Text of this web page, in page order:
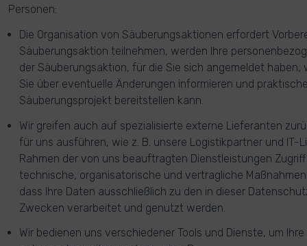
Personen:
Die Organisation von Säuberungsaktionen erfordert
Säuberungsaktion teilnehmen, werden Ihre
der Säuberungsaktion, für die Sie sich angemeldet
Sie über eventuelle Änderungen informieren und
Säuberungsprojekt bereitstellen kann.
Wir greifen auch auf spezialisierte externe Lieferanten
für uns ausführen, wie z. B. unsere Logistikpartner und IT-
Rahmen der von uns beauftragten Dienstleistungen
technische, organisatorische und vertragliche
dass Ihre Daten ausschließlich zu den in dieser
Zwecken verarbeitet und genutzt werden.
Wir bedienen uns verschiedener Tools und Dienste, um